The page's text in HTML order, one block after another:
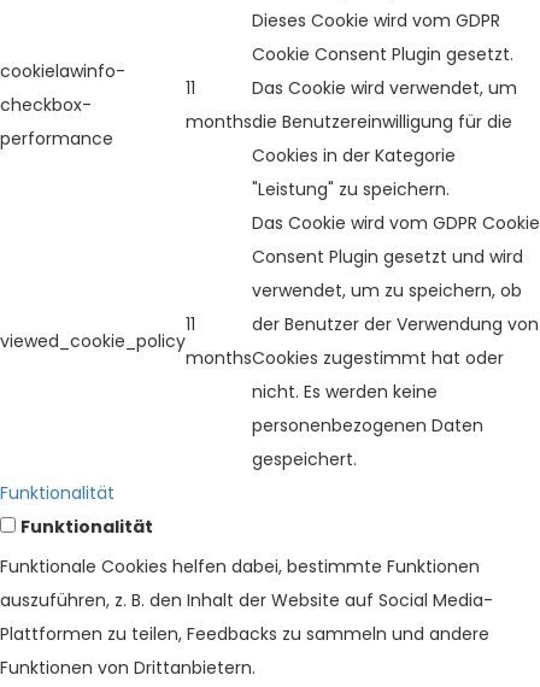
cookielawinfo-
checkbox-
performance
11
months
Dieses Cookie wird vom GDPR
Cookie Consent Plugin gesetzt.
Das Cookie wird verwendet, um
die Benutzereinwilligung für die
Cookies in der Kategorie
"Leistung" zu speichern.
viewed_cookie_policy
11
months
Das Cookie wird vom GDPR Cookie
Consent Plugin gesetzt und wird
verwendet, um zu speichern, ob
der Benutzer der Verwendung von
Cookies zugestimmt hat oder
nicht. Es werden keine
personenbezogenen Daten
gespeichert.
Funktionalität
Funktionalität
Funktionale Cookies helfen dabei, bestimmte Funktionen
auszuführen, z. B. den Inhalt der Website auf Social Media-
Plattformen zu teilen, Feedbacks zu sammeln und andere
Funktionen von Drittanbietern.